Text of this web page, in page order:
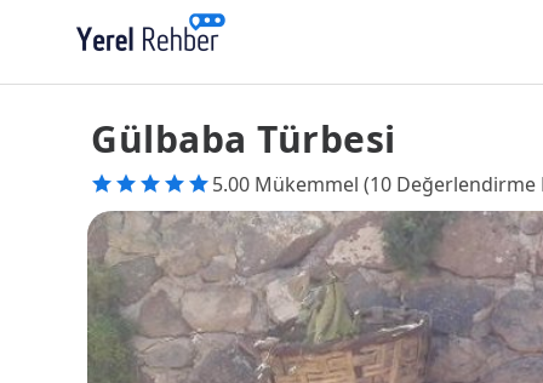
Gülbaba Türbesi
5.00 Mükemmel (10 Değerlendirme